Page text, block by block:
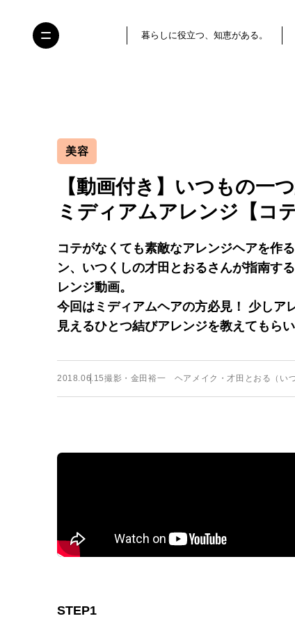
暮らしに役立つ、知恵がある。
美容
【動画付き】いつもの一
ミディアムアレンジ【コ
コテがなくても素敵なアレンジヘアを作
ン、いつくしの才田とおるさんが指南す
レンジ動画。
今回はミディアムヘアの方必見！ 少しア
見えるひとつ結びアレンジを教えてもらい
2018.06.15撮影・金田裕一 ヘアメイク・才田とおる（い
STEP1